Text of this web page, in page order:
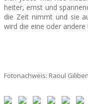
heiter, ernst und
die Zeit nimmt und sie
wird die eine oder
Fotonachweis: Raoul